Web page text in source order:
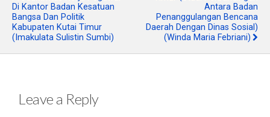
Di Kantor Badan Kesatuan
Bangsa Dan Politik
Kabupaten Kutai Timur
(Imakulata Sulistin Sumbi)
Antara Badan
Penanggulangan Bencana
Daerah Dengan Dinas Sosial)
(Winda Maria Febriani)
Leave a Reply